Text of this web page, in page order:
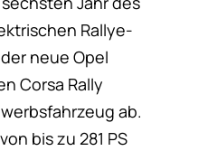
Rallye-
neue Opel
Corsa Rally
ab.
bis zu 281 PS